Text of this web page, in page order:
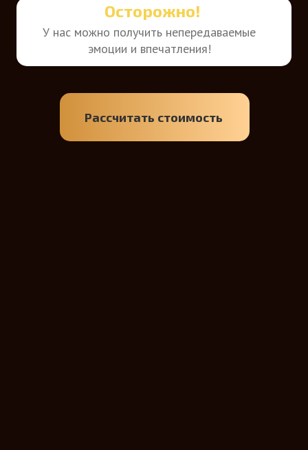
Рассчитать стоимость
Осторожно!
У нас можно получить непередаваемые
эмоции и впечатления!